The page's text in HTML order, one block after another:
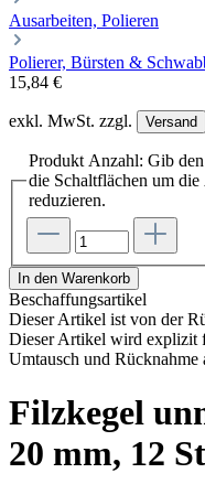
Ausarbeiten, Polieren
Polierer, Bürsten &
15,84 €
exkl. MwSt. zzgl. Versand
Produkt Anzahl: Gib
die Schaltflächen um
reduzieren.
In den Warenkorb
Beschaffungsartikel
Dieser Artikel ist von der
Dieser Artikel wird explizit
Umtausch und Rücknahme
Filzkegel
20 mm, 12